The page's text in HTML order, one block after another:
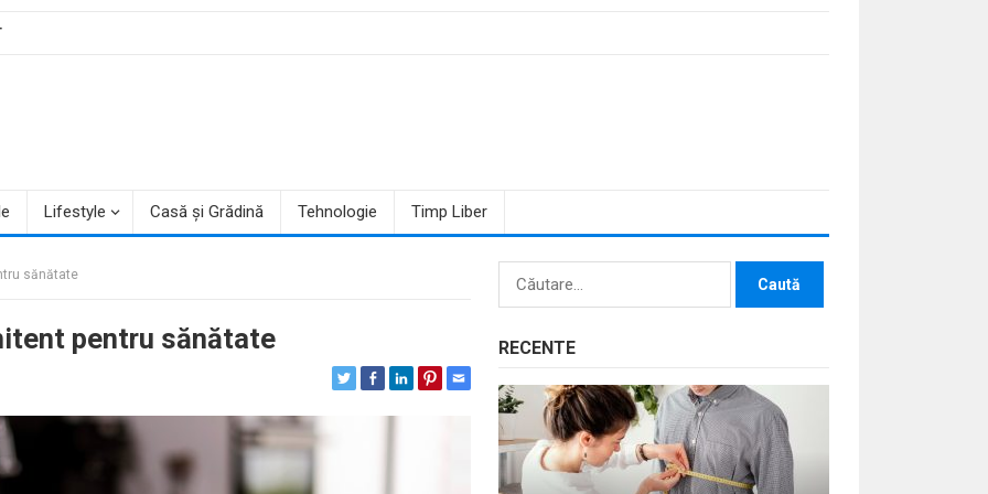
Lifestyle Casă și Grădină Tehnologie Timp Liber
sănătate
pentru sănătate
Caută
RECENTE